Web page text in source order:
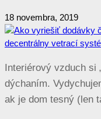
18 novembra, 2019
Interiérový vzduch si
dýchaním.
ak je dom tesný (len